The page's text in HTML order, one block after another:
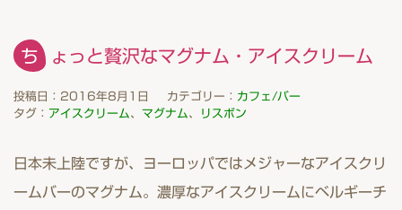
ちょっと贅沢なマグナム・アイスクリーム
投稿日：2016年8月1日 カテゴリー： カフェ/バー
タグ： アイスクリーム、 マグナム、 リスボン
日本未上陸ですが、ヨーロッパではメジャーなアイスクリ
ームバーのマグナム。濃厚なアイスクリームにベルギーチ